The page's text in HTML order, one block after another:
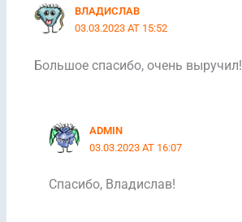
ВЛАДИСЛАВ
03.03.2023 AT 15:52
Большое спасибо, очень выручил!
ADMIN
03.03.2023 AT 16:07
Спасибо, Владислав!